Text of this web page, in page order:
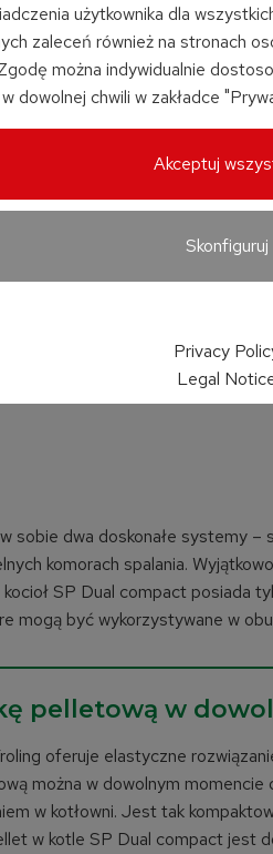
sobie dwa doskonałe systemy –
komorach spalania.
SP Dual compact posiada
mogą być wykorzystywane w
pelletową w
oferuje elastyczne
można w dowolnym momencie
w kotłowni. Jest tak
w kotle SP Dual compact jest
użytkownika dla
zaleceń również na stronach
można indywidualnie
dowolnej chwili w zakładce
Akceptuj
Skonfiguruj
Privacy
Legal